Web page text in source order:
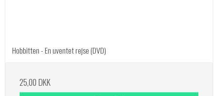
Hobbitten - En uventet rejse (DVD)
25,00 DKK